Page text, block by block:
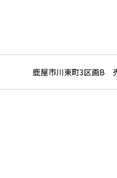
鹿屋市川東町3区画B